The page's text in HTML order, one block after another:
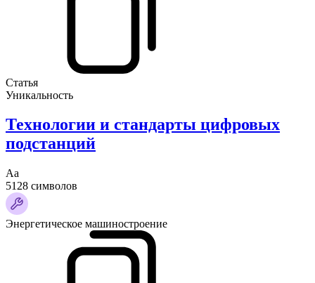
Статья
Уникальность
Технологии и стандарты цифровых
подстанций
Аа
5128 символов
Энергетическое машиностроение